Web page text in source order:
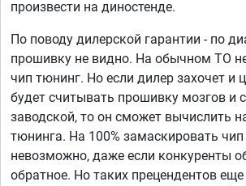
произвести на диностенде.
По поводу дилерской гарантии - по
прошивку не видно. На обычном ТО
чип тюнинг. Но если дилер захочет и
будет считывать прошивку мозгов и
заводской, то он сможет вычислить
тюнинга. На 100% замаскировать
невозможно, даже если конкуренты
обратное. Но таких прецендентов